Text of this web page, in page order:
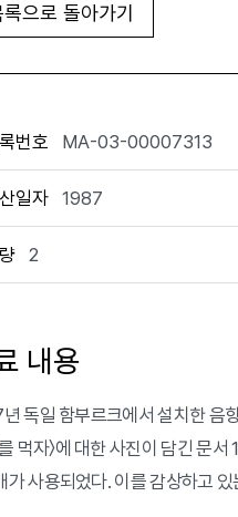
으로 돌아가기
번호 MA-03-00007313
일자 1987
2
내용
독일 함부르크에서 설치한 음
먹자〉에 대한 사진이 담긴 문
가 사용되었다. 이를 감상하고